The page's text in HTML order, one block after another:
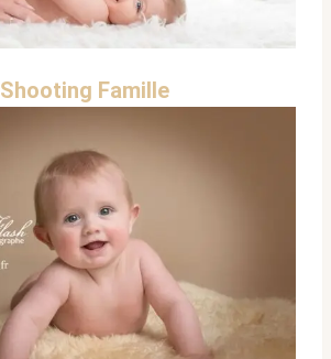
Shooting Famille